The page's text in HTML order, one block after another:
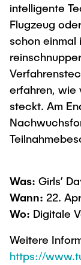
"Biobased
Study
Research and
Joint School
intelligente
Flugzeug
schon einmal
erfahren, wie
steckt. Am
Was: Girls’
Wann: 22.
Wo: Digitale
Weitere
https://